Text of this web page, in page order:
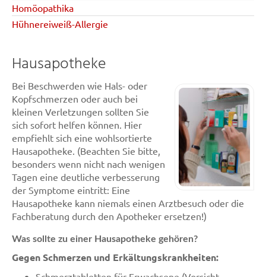
Homöopathika
Hühnereiweiß-Allergie
Hausapotheke
Bei Beschwerden wie Hals- oder
Kopfschmerzen oder auch bei
kleinen Verletzungen sollten Sie
sich sofort helfen können. Hier
empfiehlt sich eine wohlsortierte
Hausapotheke. (Beachten Sie bitte,
besonders wenn nicht nach wenigen
Tagen eine deutliche verbesserung
der Symptome eintritt: Eine
Hausapotheke kann niemals einen Arztbesuch oder die
Fachberatung durch den Apotheker ersetzen!)
Was sollte zu einer Hausapotheke gehören?
Gegen Schmerzen und Erkältungskrankheiten: